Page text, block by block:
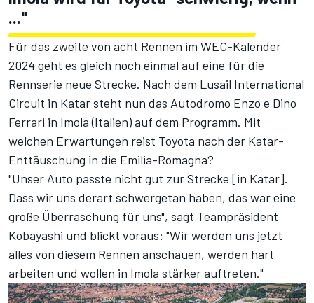
..."
Für das zweite von acht Rennen im WEC-Kalender
2024geht es gleich noch einmal auf eine für die
Rennserie neue Strecke. Nach dem Lusail International
Circuit in Katar steht nun das Autodromo Enzo e Dino
Ferrari in Imola (Italien) auf dem Programm. Mit
welchen Erwartungen reist Toyota nach der Katar-
Enttäuschung in die Emilia-Romagna?
"Unser Auto passte nicht gut zur Strecke [in Katar].
Dass wir uns derart schwergetan haben, das war eine
große Überraschung für uns", sagt Teampräsident
Kobayashi und blickt voraus: "Wir werden uns jetzt
alles von diesem Rennen anschauen, werden hart
arbeiten und wollen in Imola stärker auftreten."